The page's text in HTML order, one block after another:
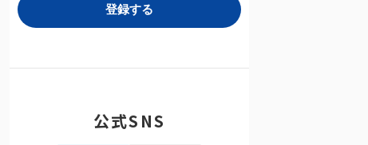
公式SNS